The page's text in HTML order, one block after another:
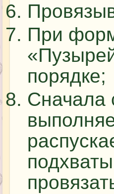
При
порядке;
Сначала